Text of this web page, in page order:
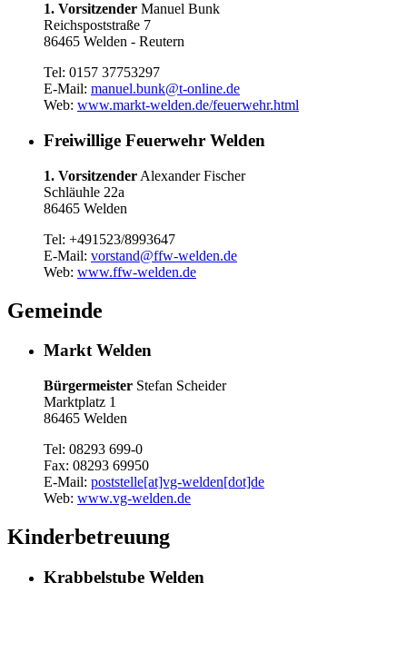
1. Vorsitzender Manuel Bunk
Reichspoststraße 7
86465 Welden - Reutern
Tel: 0157 37753297
E-Mail: manuel.bunk@t-online.de
Web: www.markt-welden.de/feuerwehr.html
Freiwillige Feuerwehr Welden
1. Vorsitzender Alexander Fischer
Schläuhle 22a
86465 Welden
Tel: +491523/8993647
E-Mail: vorstand@ffw-welden.de
Web: www.ffw-welden.de
Gemeinde
Markt Welden
Bürgermeister Stefan Scheider
Marktplatz 1
86465 Welden
Tel: 08293 699-0
Fax: 08293 69950
E-Mail: poststelle[at]vg-welden[dot]de
Web: www.vg-welden.de
Kinderbetreuung
Krabbelstube Welden